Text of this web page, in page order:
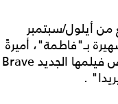
من أيلول/سبتمبر
بـ"فاطمة"، أميرةً
على عالم الأطفال، وذلك من خلال عرض فيلمها الجديد Brave
.